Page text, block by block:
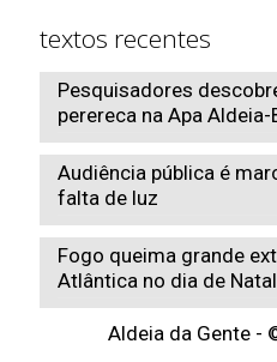
textos recentes
Pesquisadores
perereca na Apa Aldeia-
Audiência pública é
falta de luz
Fogo queima grande
Atlântica no dia de Natal
Aldeia da Gente -